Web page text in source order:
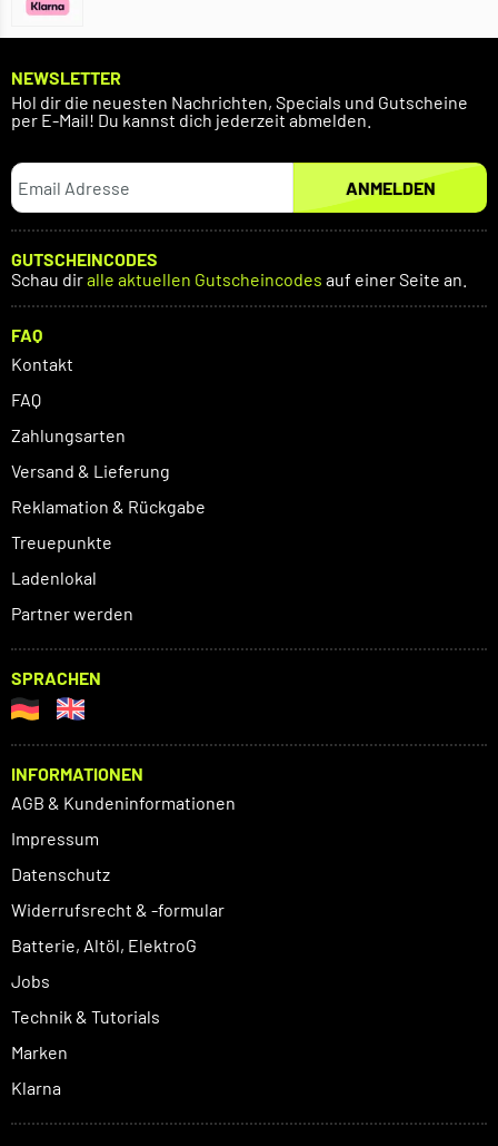
NEWSLETTER
Hol dir die neuesten Nachrichten, Specials und Gutscheine
per E-Mail! Du kannst dich jederzeit abmelden.
ANMELDEN
GUTSCHEINCODES
Schau diralle aktuellen Gutscheincodes auf einer Seite an.
FAQ
Kontakt
FAQ
Zahlungsarten
Versand & Lieferung
Reklamation & Rückgabe
Treuepunkte
Ladenlokal
Partner werden
SPRACHEN
INFORMATIONEN
AGB & Kundeninformationen
Impressum
Datenschutz
Widerrufsrecht & -formular
Batterie, Altöl, ElektroG
Jobs
Technik & Tutorials
Marken
Klarna